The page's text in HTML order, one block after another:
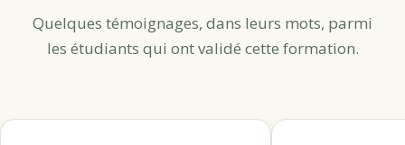
Quelques témoignages, dans leurs mots, parmi
les étudiants qui ont validé cette formation.